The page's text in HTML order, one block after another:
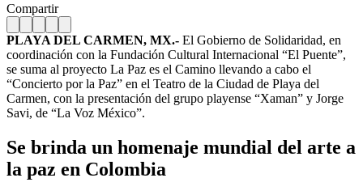
Compartir
PLAYA DEL CARMEN, MX.- El Gobierno de Solidaridad, en
coordinación con la Fundación Cultural Internacional “El Puente”,
se suma al proyecto La Paz es el Camino llevando a cabo el
“Concierto por la Paz” en el Teatro de la Ciudad de Playa del
Carmen, con la presentación del grupo playense “Xaman” y Jorge
Savi, de “La Voz México”.
Se brinda un homenaje mundial del arte a
la paz en Colombia